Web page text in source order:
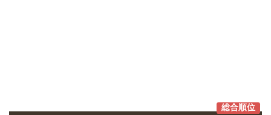
総合順位